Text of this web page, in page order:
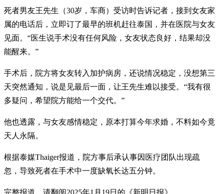
死者男友王先生（30岁，车商）受访时告诉记者，接到女友家
属的电话后，立即订了最早的班机赶往泰国，并在医院与女友
见面。“医生说手术没有任何风险，女友状态良好，结果却没
能醒来。”
手术后，院方将女友转入加护病房，还说情况稳定，没想第三
天突然通知，说是见最后一面，让王先生难以接受。“我有很
多疑问，希望院方能给一个交代。”
他也透露，与女友感情稳定，原本打算今年求婚，不料如今竟
天人永隔。
根据泰媒Thaiger报道，院方事后承认事因医疗团队出现疏
忽，导致死者在手术中一度缺氧长达五分钟。